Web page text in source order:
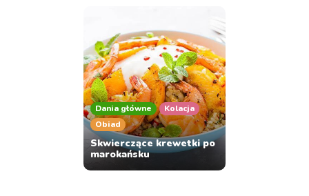
Dania główne
Kolacja
Obiad
Skwierczące krewetki po
marokańsku